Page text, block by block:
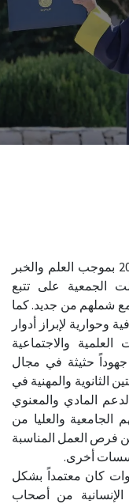
تأسست جمعية متخرجي المبرات عام 2004 بموجب العلم والخبر
الجمعية على تتبع
شملهم من جديد. كما
لإبراز أدوار
والاجتماعية
جهوداً حثيثة في مجال
الثانوية والمهنية في
المادي والمعنوي
الجامعية والعليا من
فرص العمل المناسبة
أخرى.
كان معتمداً بشكل
من أصحاب